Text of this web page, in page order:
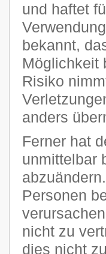
und haftet
bekannt,
Möglichkeit
Risiko
anders
Ferner hat
unmittelbar
Personen
nicht zu
dies nicht